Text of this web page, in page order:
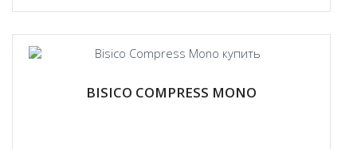
BISICO COMPRESS MONO